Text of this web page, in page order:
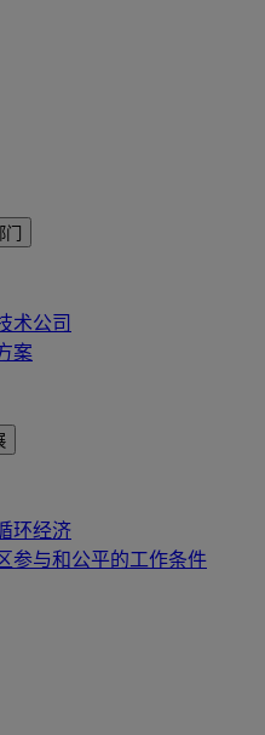
术公司
案
环经济
参与和公平的工作条件